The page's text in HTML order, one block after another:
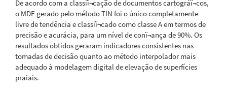
De acordo com a classiï¬cação de documentos cartográï¬cos,
o MDE gerado pelo método TIN foi o único completamente
livre de tendência e classiï¬cado como classe A em termos de
precisão e acurácia, para um nível de conï¬ança de 90%. Os
resultados obtidos geraram indicadores consistentes nas
tomadas de decisão quanto ao método interpolador mais
adequado à modelagem digital de elevação de superfícies
praiais.